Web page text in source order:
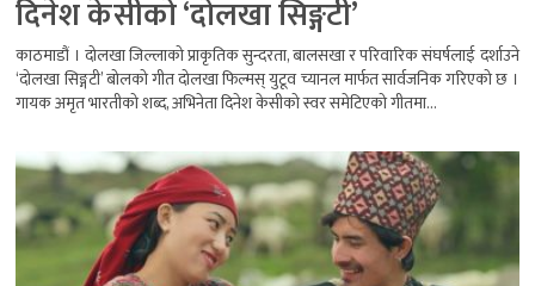
दिनेश केसीको ‘दोलखा सिङ्गटी’
काठमाडौं । दोलखा जिल्लाको प्राकृतिक सुन्दरता, बालसखा र परिवारिक संघर्षलाई दर्शाउने
‘दोलखा सिङ्गटी’ बोलको गीत दोलखा फिल्मस् युटूव च्यानल मार्फत सार्वजनिक गरिएको छ ।
गायक अमृत भारतीको शब्द, अभिनेता दिनेश केसीको स्वर समेटिएको गीतमा...